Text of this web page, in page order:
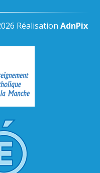
Réalisation AdnPix